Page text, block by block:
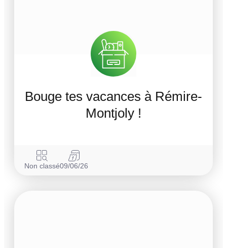
Bouge tes vacances à Rémire-
Montjoly !
Non classé09/06/26